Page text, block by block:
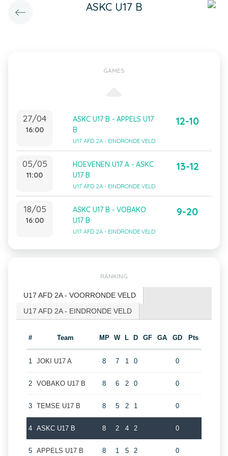
ASKC U17 B
GAMES
27/04
16:00
ASKC U17 B - APPELS U17
B
U17 AFD 2A - EINDRONDE VELD
12-10
05/05
11:00
HOEVENEN U17 A - ASKC
U17 B
U17 AFD 2A - EINDRONDE VELD
13-12
18/05
16:00
ASKC U17 B - VOBAKO
U17 B
U17 AFD 2A - EINDRONDE VELD
9-20
RANKING
U17 AFD 2A - VOORRONDE VELD
U17 AFD 2A - EINDRONDE VELD
# Team MP W L D GF GA GD Pts
1 JOKI U17 A 8 7 1 0 0
2 VOBAKO U17 B 8 6 2 0 0
3 TEMSE U17 B 8 5 2 1 0
4 ASKC U17 B 8 2 4 2 0
5 APPELS U17 B 8 1 5 2 0